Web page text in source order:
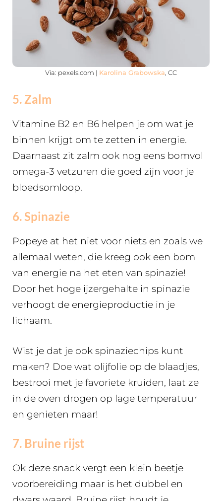
Via: pexels.com | Karolina Grabowska , CC
5. Zalm
Vitamine B2 en B6 helpen je om wat je
binnen krijgt om te zetten in energie.
Daarnaast zit zalm ook nog eens bomvol
omega-3 vetzuren die goed zijn voor je
bloedsomloop.
6. Spinazie
Popeye at het niet voor niets en zoals we
allemaal weten, die kreeg ook een bom
van energie na het eten van spinazie!
Door het hoge ijzergehalte in spinazie
verhoogt de energieproductie in je
lichaam.
Wist je dat je ook spinaziechips kunt
maken? Doe wat olijfolie op de blaadjes,
bestrooi met je favoriete kruiden, laat ze
in de oven drogen op lage temperatuur
en genieten maar!
7. Bruine rijst
Ok deze snack vergt een klein beetje
voorbereiding maar is het dubbel en